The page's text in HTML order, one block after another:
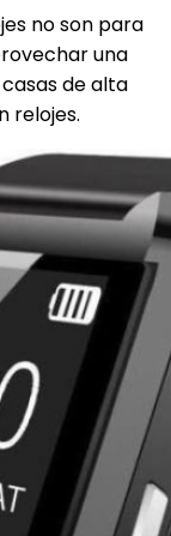
no son para
una
de alta
relojes.